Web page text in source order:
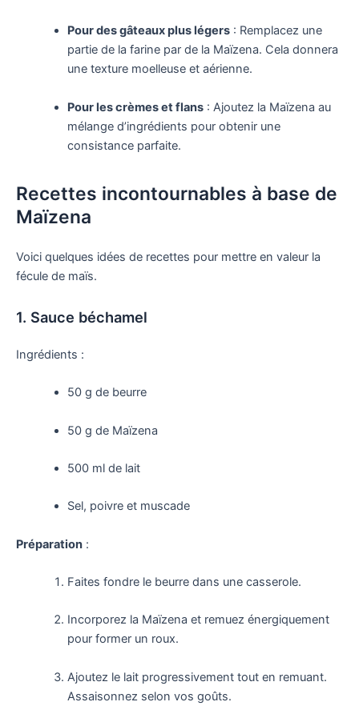
Pour des gâteaux plus légers: Remplacez une
partie de la farine par de la Maïzena. Cela donnera
une texture moelleuse et aérienne.
Pour les crèmes et flans: Ajoutez la Maïzena au
mélange d’ingrédients pour obtenir une
consistance parfaite.
Recettes incontournables à base de
Maïzena
Voici quelques idées de recettes pour mettre en valeur la
fécule de maïs.
1. Sauce béchamel
Ingrédients :
50 g de beurre
50 g de Maïzena
500 ml de lait
Sel, poivre et muscade
Préparation :
Faites fondre le beurre dans une casserole.
Incorporez la Maïzena et remuez énergiquement
pour former un roux.
Ajoutez le lait progressivement tout en remuant.
Assaisonnez selon vos goûts.